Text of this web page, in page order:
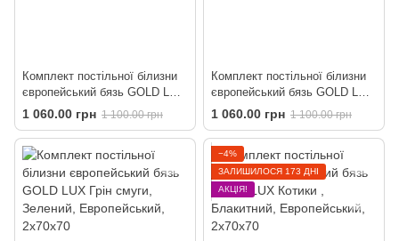
Комплект постільної білизни
європейський бязь GOLD LUX
Ілюзія
1 060.00 грн 1 100.00 грн
Комплект постільної білизни
європейський бязь GOLD LUX
Софія
1 060.00 грн 1 100.00 грн
−4%
ЗАЛИШИЛОСЯ 173 ДНІ
АКЦІЯ!